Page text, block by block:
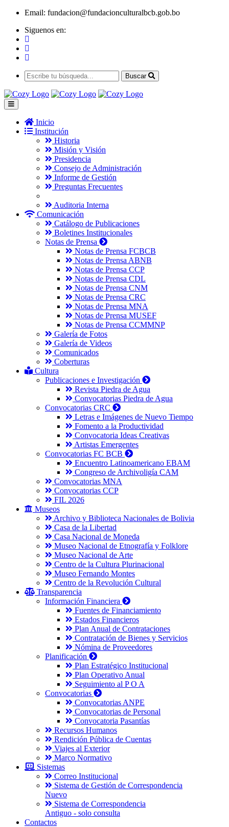
Email: fundacion@fundacionculturalbcb.gob.bo
Siguenos en:
Buscar
Inicio
Institución
Historia
Misión y Visión
Presidencia
Consejo de Administración
Informe de Gestión
Preguntas Frecuentes
Auditoria Interna
Comunicación
Catálogo de Publicaciones
Boletines Institucionales
Notas de Prensa
Notas de Prensa FCBCB
Notas de Prensa ABNB
Notas de Prensa CCP
Notas de Prensa CDL
Notas de Prensa CNM
Notas de Prensa CRC
Notas de Prensa MNA
Notas de Prensa MUSEF
Notas de Prensa CCMMNP
Galería de Fotos
Galería de Videos
Comunicados
Coberturas
Cultura
Publicaciones e Investigación
Revista Piedra de Agua
Convocatorias Piedra de Agua
Convocatorias CRC
Letras e Imágenes de Nuevo Tiempo
Fomento a la Productividad
Convocatoria Ideas Creativas
Artistas Emergentes
Convocatorias FC BCB
Encuentro Latinoamericano EBAM
Congreso de Archivoligía CAM
Convocatorias MNA
Convocatorias CCP
FIL 2026
Museos
Archivo y Biblioteca Nacionales de Bolivia
Casa de la Libertad
Casa Nacional de Moneda
Museo Nacional de Etnografía y Folklore
Museo Nacional de Arte
Centro de la Cultura Plurinacional
Museo Fernando Montes
Centro de la Revolución Cultural
Transparencia
Información Financiera
Fuentes de Financiamiento
Estados Financieros
Plan Anual de Contrataciones
Contratación de Bienes y Servicios
Nómina de Proveedores
Planificación
Plan Estratégico Institucional
Plan Operativo Anual
Seguimiento al P O A
Convocatorias
Convocatorias ANPE
Convocatorias de Personal
Convocatoria Pasantías
Recursos Humanos
Rendición Pública de Cuentas
Viajes al Exterior
Marco Normativo
Sistemas
Correo Institucional
Sistema de Gestión de Correspondencia
Nuevo
Sistema de Correspondencia
Antiguo - solo consulta
Contactos